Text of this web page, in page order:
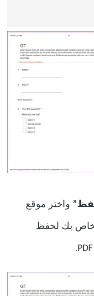
واختر موقع
بك لحفظ